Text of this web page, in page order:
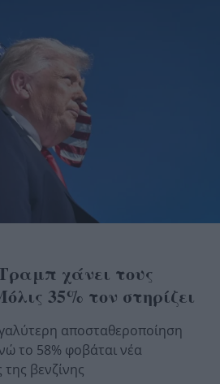
χάνει τους
35% τον στηρίζει
αποσταθεροποίηση
το 58% φοβάται νέα
της βενζίνης